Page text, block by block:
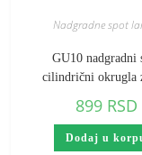
Nadgradne spot
GU10 nadgradni
cilindrični okrugla
899 RSD
Dodaj u